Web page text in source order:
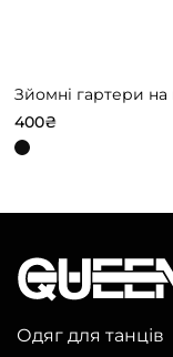
400₴
Цей
варіантів.
Параметри
можна
Одяг для танців